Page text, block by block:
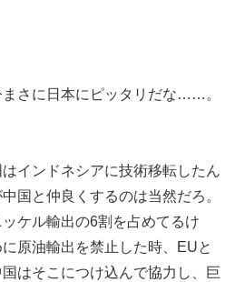
まさに日本にピッタリだな……。
インドネシアに技術移転したん
国と仲良くするのは当然だろ。
ケル輸出の6割を占めてるけ
原油輸出を禁止した時、EUと
はそこにつけ込んで協力し、巨